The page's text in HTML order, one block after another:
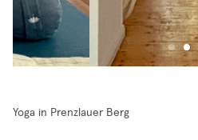
Yoga in Prenzlauer Berg